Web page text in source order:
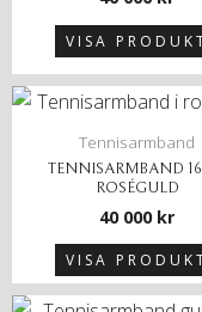
VISA
Tennisarmband
TENNISARMBAND
ROSÉGULD
40 000 kr
VISA